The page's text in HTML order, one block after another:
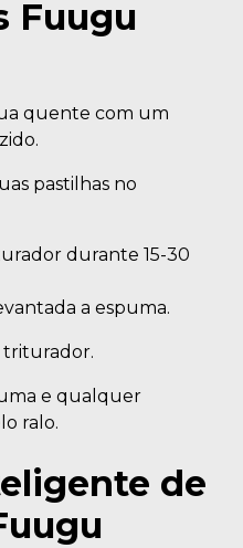
Fuugu
quente com um
pastilhas no
durante 15-30
a espuma.
triturador.
e qualquer
ralo.
de